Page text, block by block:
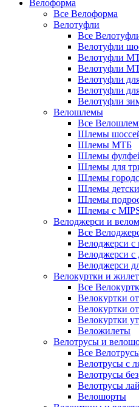
Велоформа
Все Велоформа
Велотуфли
Все
Велотуфли
Велотуфли
Велотуфли
Велотуфли
Велотуфли
Велотуфли
Велошлемы
Все
Шлемы
Шлемы МТБ
Шлемы
Шлемы для
Шлемы
Шлемы
Шлемы
Шлемы с
Велоджерси и
Все
Велоджерси с
Велоджерси
Велоджерси
Велокуртки и
Все
Велокуртки
Велокуртки
Велокуртки
Веложилеты
Велотрусы и
Все
Велотрусы с
Велотрусы
Велотрусы
Велошорты